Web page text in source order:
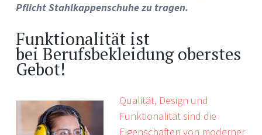
Pflicht Stahlkappenschuhe zu tragen.
Funktionalität ist
bei Berufsbekleidung oberstes
Gebot!
Qualität, Design und
Funktionalität sind die
Eigenschaften von moderner